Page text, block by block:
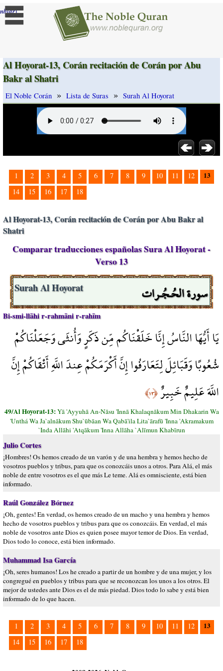
]
Al Hoyorat-13, Corán recitación de Corán por Abu
Bakr al Shatri
El Noble Corán » Lista de Suras » Surah Al Hoyorat
1 2 3 4 5 6 7 8 9 10 11 12 13
14 15 16 17 18
Al Hoyorat-13, Corán recitación de Corán por Abu Bakr al
Shatri
Comparar traducciones españolas Sura Al Hoyorat -
Verso 13
سورة الحُـجُـرات Surah Al Hoyorat
Bi-smi-llāhi r-rahmāni r-rahīm
يَا أَيُّهَا النَّاسُ إِنَّا خَلَقْنَاكُم مِّن ذَكَرٍ وَأُنثَى وَجَعَلْنَاكُمْ
شُعُوبًا وَقَبَائِلَ لِتَعَارَفُوا إِنَّ أَكْرَمَكُمْ عِندَ اللَّهِ أَتْقَاكُمْ إِنَّ
اللَّهَ عَلِيمٌ خَبِيرٌ﴿١٣﴾
49/Al Hoyorat-13:Yā 'Ayyuhā An-Nāsu 'Innā Khalaqnākum Min Dhakarin Wa
'Unthá Wa Ja`alnākum Shu`ūbāan Wa Qabā'ila Lita`ārafū 'Inna 'Akramakum
`Inda Allāhi 'Atqākum 'Inna Allāha `Alīmun Khabīrun
Julio Cortes
¡Hombres! Os hemos creado de un varón y de una hembra y hemos hecho de
vosotros pueblos y tribus, para que os conozcáis unos a otros. Para Alá, el más
noble de entre vosotros es el que más Le teme. Alá es omnisciente, está bien
informado.
Raúl González Bórnez
¡Oh, gentes! En verdad, os hemos creado de un macho y una hembra y hemos
hecho de vosotros pueblos y tribus para que os conozcáis. En verdad, el más
noble de vosotros ante Dios es quien posee mayor temor de Dios. En verdad,
Dios todo lo conoce, está bien informado.
Muhammad Isa García
¡Oh, seres humanos! Los he creado a partir de un hombre y de una mujer, y los
congregué en pueblos y tribus para que se reconozcan los unos a los otros. El
mejor de ustedes ante Dios es el de más piedad. Dios todo lo sabe y está bien
informado de lo que hacen.
1 2 3 4 5 6 7 8 9 10 11 12 13
14 15 16 17 18